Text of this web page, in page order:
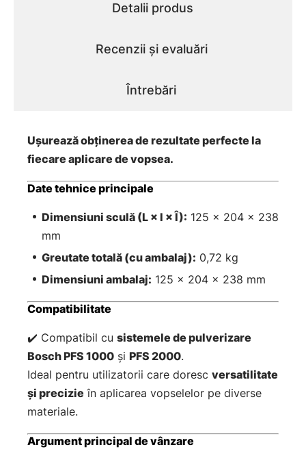
Detalii produs
Recenzii și evaluări
Întrebări
Ușurează obținerea de rezultate perfecte la
fiecare aplicare de vopsea.
Date tehnice principale
Dimensiuni sculă (L × l × Î): 125 × 204 × 238
mm
Greutate totală (cu ambalaj): 0,72 kg
Dimensiuni ambalaj: 125 × 204 × 238 mm
Compatibilitate
✔️ Compatibil cu sistemele de pulverizare
Bosch PFS 1000 și PFS 2000.
Ideal pentru utilizatorii care doresc versatilitate
și precizie în aplicarea vopselelor pe diverse
materiale.
Argument principal de vânzare